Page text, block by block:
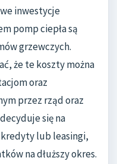
inwestycje
pomp ciepła są
grzewczych.
że te koszty można
oraz
przez rząd oraz
się na
lub leasingi,
na dłuższy okres.